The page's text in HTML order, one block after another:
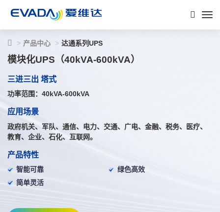
产品中心 达通系列UPS
模块化UPS（40kVA-600kVA）
三进三出 塔式
功率范围：40kVA-600kVA
应用场景
政府机关、军队、通信、电力、交通、广电、金融、税务、医疗、
教育、企业、石化、互联网。
产品特性
智能可靠
绿色高效
简单灵活